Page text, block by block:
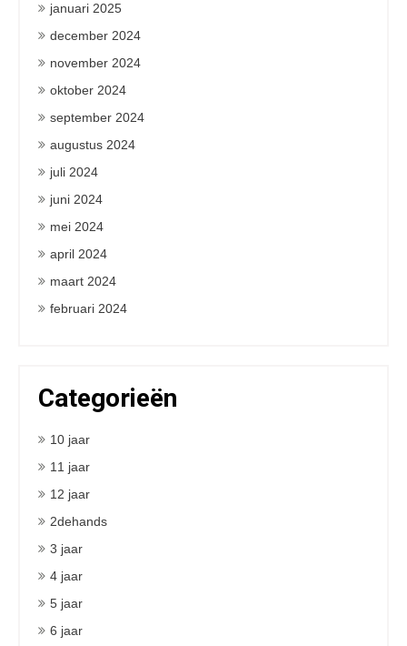
januari 2025
december 2024
november 2024
oktober 2024
september 2024
augustus 2024
juli 2024
juni 2024
mei 2024
april 2024
maart 2024
februari 2024
Categorieën
10 jaar
11 jaar
12 jaar
2dehands
3 jaar
4 jaar
5 jaar
6 jaar